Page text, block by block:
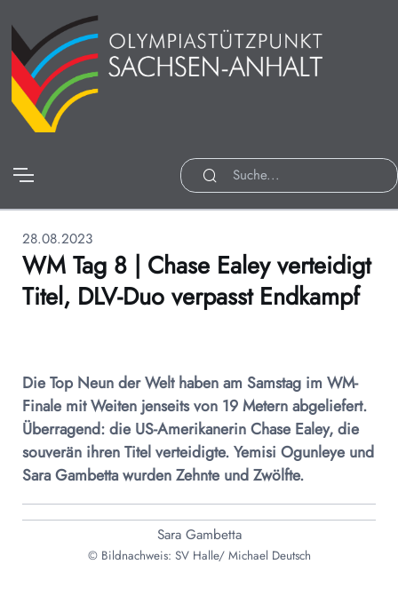
28.08.2023
WM Tag 8 | Chase Ealey verteidigt
Titel, DLV-Duo verpasst Endkampf
Die Top Neun der Welt haben am Samstag im WM-
Finale mit Weiten jenseits von 19 Metern abgeliefert.
Überragend: die US-Amerikanerin Chase Ealey, die
souverän ihren Titel verteidigte. Yemisi Ogunleye und
Sara Gambetta wurden Zehnte und Zwölfte.
Sara Gambetta
© Bildnachweis: SV Halle/ Michael Deutsch